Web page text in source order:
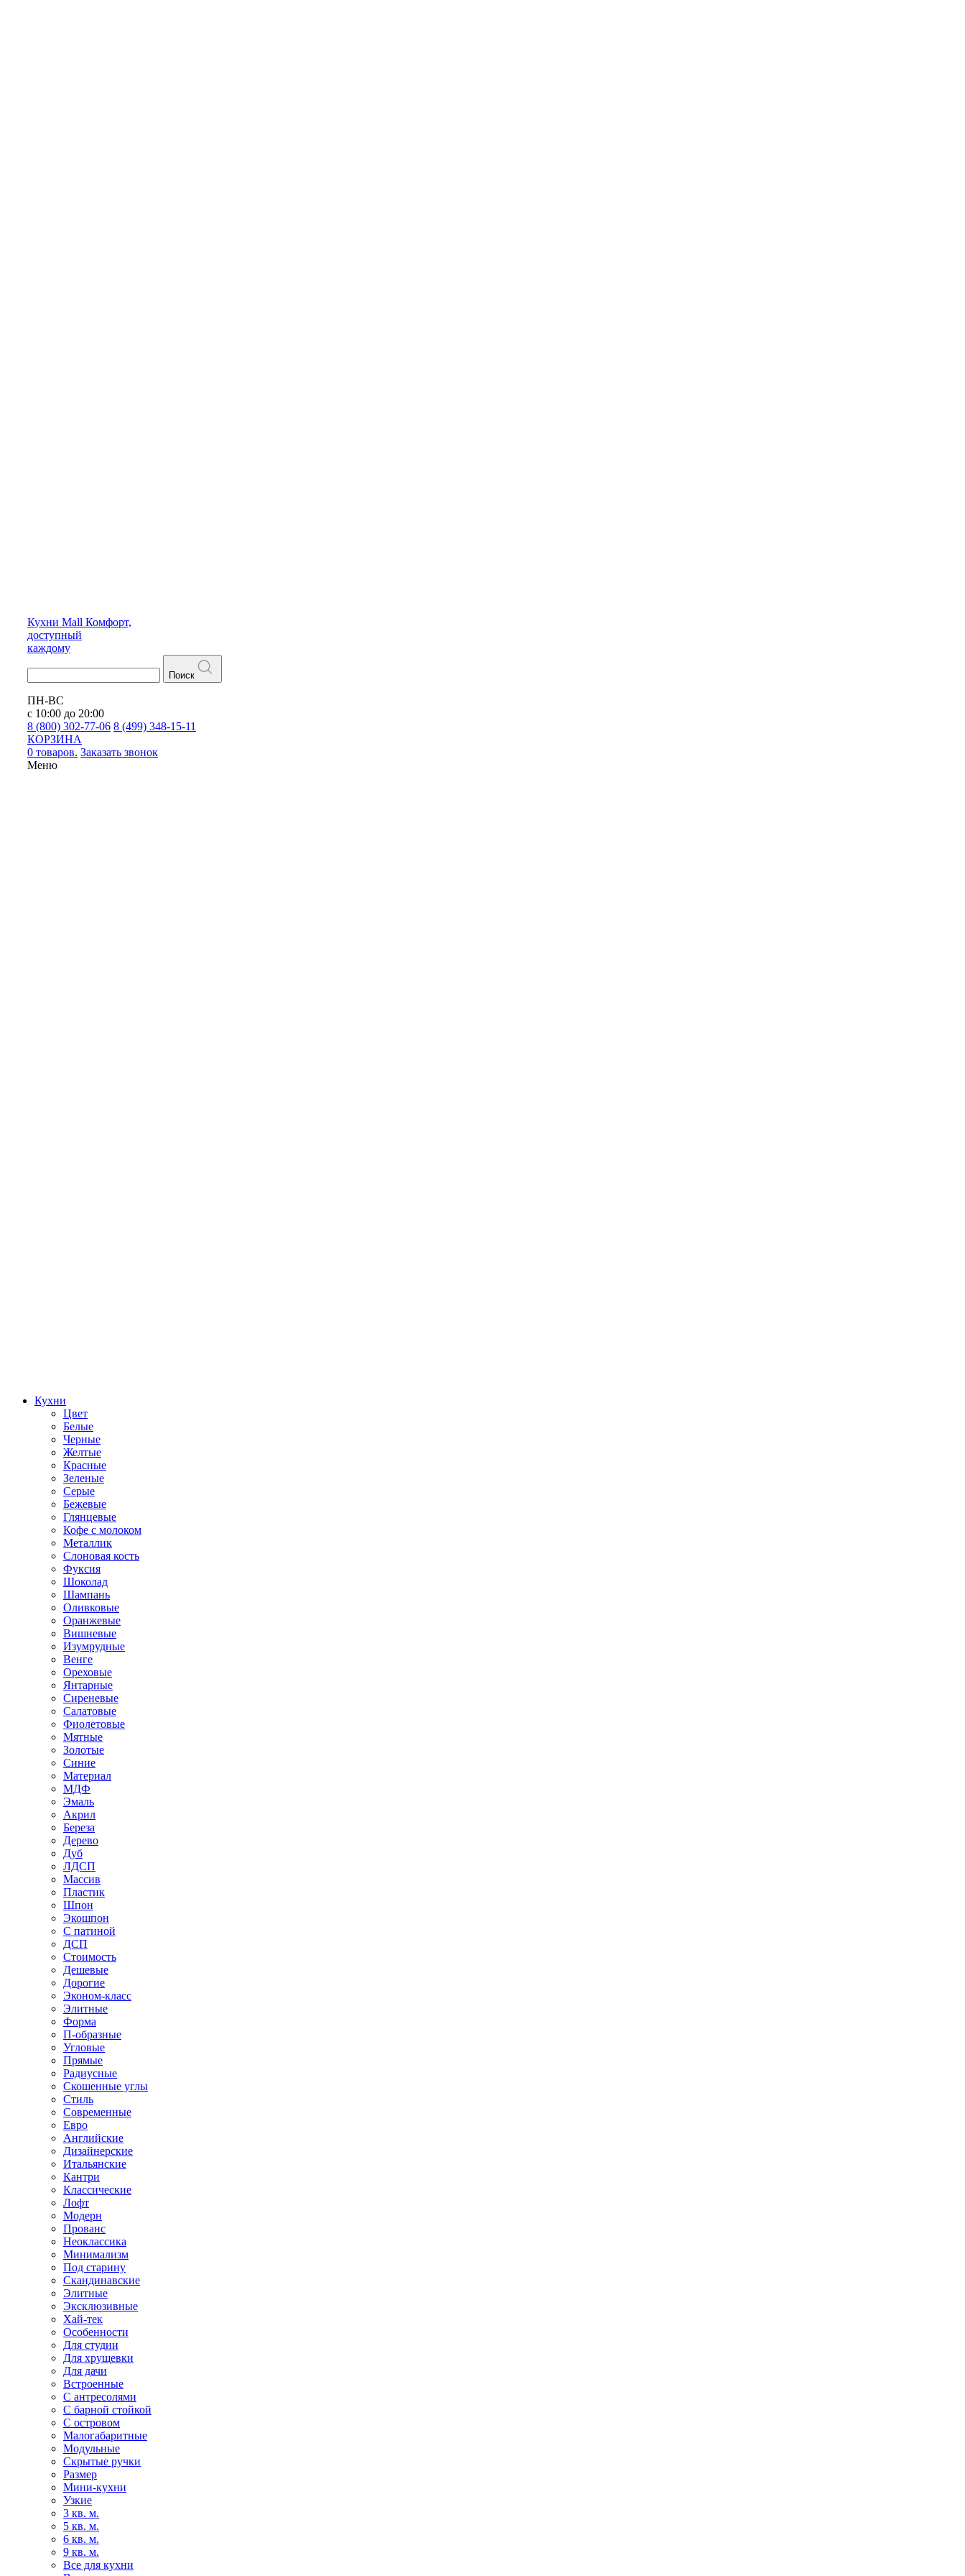
Кухни Mall Комфорт,
доступный
каждому
Поиск
ПН-ВС
с 10:00 до 20:00
8 (800) 302-77-06 8 (499) 348-15-11
КОРЗИНА
0 товаров. Заказать звонок
Меню
Кухни
Цвет
Белые
Черные
Желтые
Красные
Зеленые
Серые
Бежевые
Глянцевые
Кофе с молоком
Металлик
Слоновая кость
Фуксия
Шоколад
Шампань
Оливковые
Оранжевые
Вишневые
Изумрудные
Венге
Ореховые
Янтарные
Сиреневые
Салатовые
Фиолетовые
Мятные
Золотые
Синие
Материал
МДФ
Эмаль
Акрил
Береза
Дерево
Дуб
ЛДСП
Массив
Пластик
Шпон
Экошпон
С патиной
ДСП
Стоимость
Дешевые
Дорогие
Эконом-класс
Элитные
Форма
П-образные
Угловые
Прямые
Радиусные
Скошенные углы
Стиль
Современные
Евро
Английские
Дизайнерские
Итальянские
Кантри
Классические
Лофт
Модерн
Прованс
Неоклассика
Минимализм
Под старину
Скандинавские
Элитные
Эксклюзивные
Хай-тек
Особенности
Для студии
Для хрущевки
Для дачи
Встроенные
С антресолями
С барной стойкой
С островом
Малогабаритные
Модульные
Скрытые ручки
Размер
Мини-кухни
Узкие
3 кв. м.
5 кв. м.
6 кв. м.
9 кв. м.
Все для кухни